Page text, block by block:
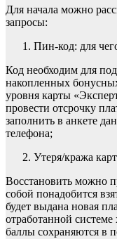
Для начала можно
запросы:
Пин-код: для
Код необходим для
накопленных
уровня карты
провести отсрочку
заполнить в анкете
телефона;
Утеря/кража
Восстановить можно
собой понадобится
будет выдана новая
отработанной
баллы сохраняются в